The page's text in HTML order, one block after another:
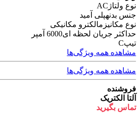
نوع ولتاژ AC
جنس بدنهپلی آمید
نوع مکانیزمالکترو مکانیکی
حداکثر جریان لحظه ای6000 آمپر
تیپC
مشاهده همه ویژگی‌ها
مشاهده همه ویژگی‌ها
فروشنده
آلتا الکتریک
تماس بگیرید